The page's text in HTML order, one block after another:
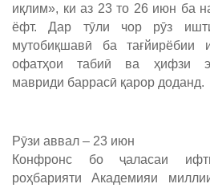
иқлим», ки аз 23 то 26 июн ба
ёфт. Дар тӯли чор рӯз
мутобиқшавӣ ба тағйирёбии
офатҳои табиӣ ва ҳифзи
мавриди баррасӣ қарор доданд.
Рӯзи аввал – 23 июн
Конфронс бо ҷаласаи
роҳбарияти Академияи